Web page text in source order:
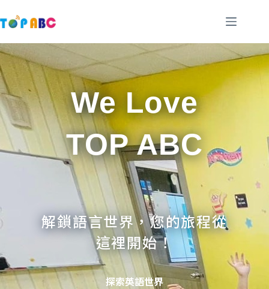
至
要
內
容
We Love
TOP ABC
解鎖語言世界，您的旅程從
這裡開始！
探索英語世界